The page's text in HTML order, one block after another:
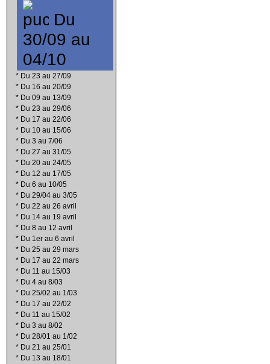
Du
30/09 au
04/10
* Du 23 au 27/09
* Du 16 au 20/09
* Du 09 au 13/09
* Du 23 au 29/06
* Du 17 au 22/06
* Du 10 au 15/06
* Du 3 au 7/06
* Du 27 au 31/05
* Du 20 au 24/05
* Du 12 au 17/05
* Du 6 au 10/05
* Du 29/04 au 3/05
* Du 22 au 26 avril
* Du 14 au 19 avril
* Du 8 au 12 avril
* Du 1er au 6 avril
* Du 25 au 29 mars
* Du 17 au 22 mars
* Du 11 au 15/03
* Du 4 au 8/03
* Du 25/02 au 1/03
* Du 17 au 22/02
* Du 11 au 15/02
* Du 3 au 8/02
* Du 28/01 au 1/02
* Du 21 au 25/01
* Du 13 au 18/01